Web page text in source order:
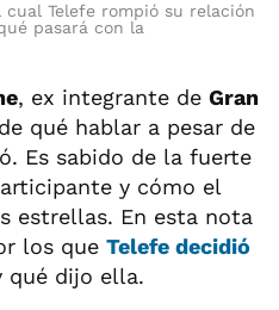
Telefe rompió su relación
pasará con la
, ex integrante de Gran
qué hablar a pesar de
Es sabido de la fuerte
y cómo el
estrellas. En esta nota
los que Telefe decidió
qué dijo ella.